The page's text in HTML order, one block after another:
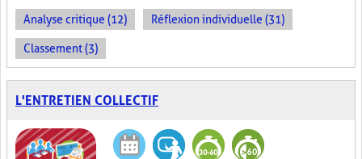
Analyse critique (12) Réflexion individuelle (31)
Classement (3)
L'ENTRETIEN COLLECTIF